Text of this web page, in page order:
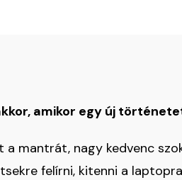
amikor egy új
a mantrát, nagy kedvenc
felírni, kitenni a